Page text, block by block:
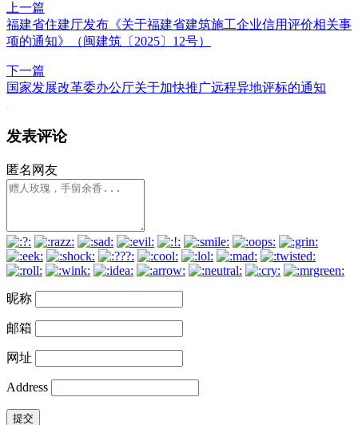
上一篇
福建省住建厅发布《关于福建省建筑施工企业信用评价相关事
项的通知》（闽建筑〔2025〕12号）
下一篇
国家发展改革委办公厅关于加快推广远程异地评标的通知
发表评论
匿名网友
昵称
邮箱
网址
Address
提交